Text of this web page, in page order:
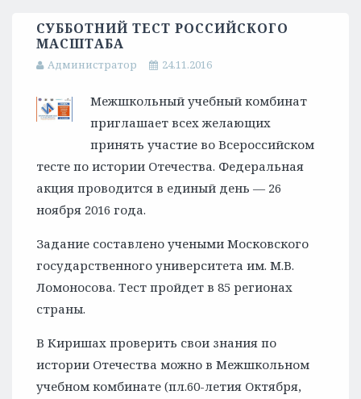
СУББОТНИЙ ТЕСТ РОССИЙСКОГО
МАСШТАБА
Администратор 24.11.2016
Межшкольный учебный комбинат
приглашает всех желающих
принять участие во Всероссийском
тесте по истории Отечества. Федеральная
акция проводится в единый день — 26
ноября 2016 года.
Задание составлено учеными Московского
государственного университета им. М.В.
Ломоносова. Тест пройдет в 85 регионах
страны.
В Киришах проверить свои знания по
истории Отечества можно в Межшкольном
учебном комбинате (пл.60-летия Октября,